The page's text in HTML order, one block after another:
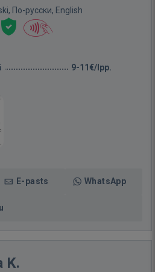
По-русски, English
9-11€/lpp.
E-pasts WhatsApp
K.